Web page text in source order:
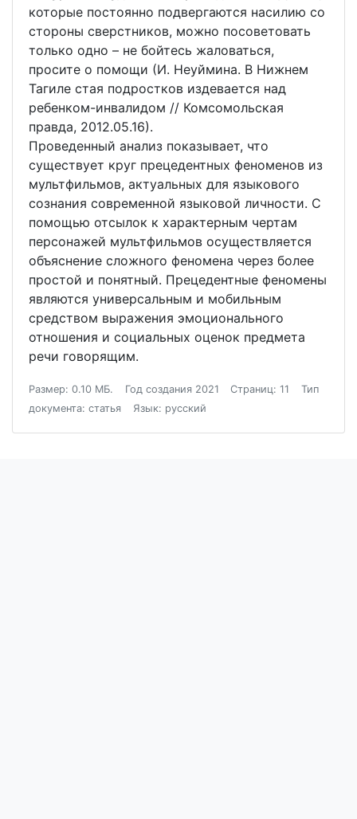
которые постоянно подвергаются насилию со
стороны сверстников, можно посоветовать
только одно – не бойтесь жаловаться,
просите о помощи (И. Неуймина. В Нижнем
Тагиле стая подростков издевается над
ребенком-инвалидом // Комсомольская
правда, 2012.05.16).
Проведенный анализ показывает, что
существует круг прецедентных феноменов из
мультфильмов, актуальных для языкового
сознания современной языковой личности. С
помощью отсылок к характерным чертам
персонажей мультфильмов осуществляется
объяснение сложного феномена через более
простой и понятный. Прецедентные феномены
являются универсальным и мобильным
средством выражения эмоционального
отношения и социальных оценок предмета
речи говорящим.
Размер: 0.10 МБ. Год создания 2021 Страниц: 11
Тип
документа: статья
Язык: русский